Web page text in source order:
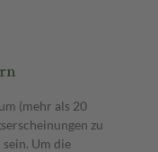
(mehr als 20
zu
sein. Um die